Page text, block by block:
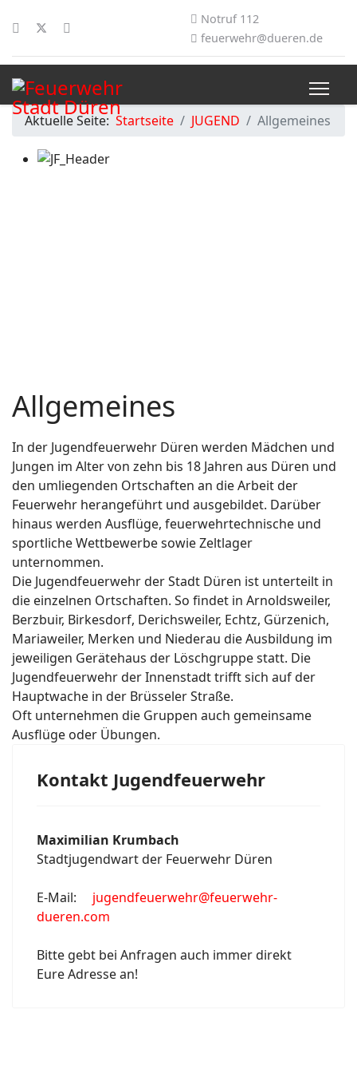
Notruf 112
feuerwehr@dueren.de
Aktuelle Seite: Startseite JUGEND Allgemeines
Allgemeines
In der Jugendfeuerwehr Düren werden Mädchen und
Jungen im Alter von zehn bis 18 Jahren aus Düren und
den umliegenden Ortschaften an die Arbeit der
Feuerwehr herangeführt und ausgebildet. Darüber
hinaus werden Ausflüge, feuerwehrtechnische und
sportliche Wettbewerbe sowie Zeltlager
unternommen.
Die Jugendfeuerwehr der Stadt Düren ist unterteilt in
die einzelnen Ortschaften. So findet in Arnoldsweiler,
Berzbuir, Birkesdorf, Derichsweiler, Echtz, Gürzenich,
Mariaweiler, Merken und Niederau die Ausbildung im
jeweiligen Gerätehaus der Löschgruppe statt. Die
Jugendfeuerwehr der Innenstadt trifft sich auf der
Hauptwache in der Brüsseler Straße.
Oft unternehmen die Gruppen auch gemeinsame
Ausflüge oder Übungen.
Kontakt Jugendfeuerwehr
Maximilian Krumbach
Stadtjugendwart der Feuerwehr Düren
E-Mail: jugendfeuerwehr@feuerwehr-
dueren.com
Bitte gebt bei Anfragen auch immer direkt
Eure Adresse an!